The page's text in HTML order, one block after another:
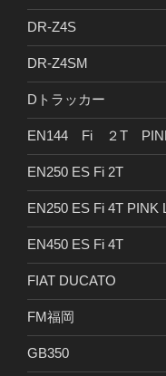
DR-Z4S
DR-Z4SM
Dトラッカー
EN144 Fi ２T
EN250 ES Fi 2T
EN250 ES Fi 4T PINK
EN450 ES Fi 4T
FIAT DUCATO
FM福岡
GB350